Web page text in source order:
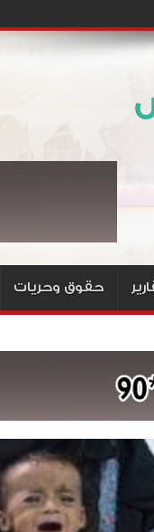
حقوق وحريات